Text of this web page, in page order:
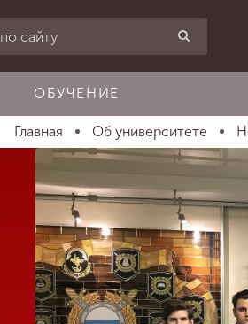
ОБУЧЕНИЕ
Главная Об университете